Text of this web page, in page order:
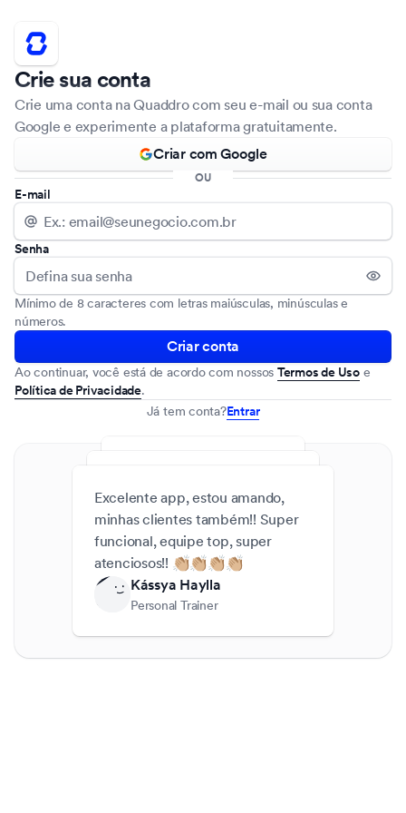
Crie sua conta
Crie uma conta na Quaddro com seu e-mail ou sua conta
Google e experimente a plataforma gratuitamente.
Criar com Google
OU
E-mail
Senha
Mínimo de 8 caracteres com letras maiúsculas, minúsculas e
números.
Criar conta
Ao continuar, você está de acordo com nossos Termos de Uso e
Política de Privacidade.
Já tem conta?Entrar
Excelente app, estou amando,
minhas clientes também!! Super
funcional, equipe top, super
atenciosos!! 👏🏼👏🏼👏🏼👏🏼
Kássya Haylla
Personal Trainer